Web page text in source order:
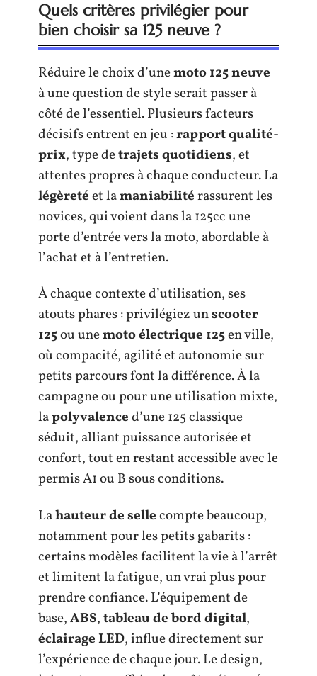
Quels critères privilégier pour
bien choisir sa 125 neuve ?
Réduire le choix d’unemoto 125 neuve
à une question de style serait passer à
côté de l’essentiel. Plusieurs facteurs
décisifs entrent en jeu :rapport qualité-
prix, type detrajets quotidiens, et
attentes propres à chaque conducteur. La
légèretéet lamaniabilitérassurent les
novices, qui voient dans la 125cc une
porte d’entrée vers la moto, abordable à
l’achat et à l’entretien.
À chaque contexte d’utilisation, ses
atouts phares : privilégiez unscooter
125ou unemoto électrique 125en ville,
où compacité, agilité et autonomie sur
petits parcours font la différence. À la
campagne ou pour une utilisation mixte,
lapolyvalenced’une 125 classique
séduit, alliant puissance autorisée et
confort, tout en restant accessible avec le
permis A1 ou B sous conditions.
Lahauteur de sellecompte beaucoup,
notamment pour les petits gabarits :
certains modèles facilitent la vie à l’arrêt
et limitent la fatigue, un vrai plus pour
prendre confiance. L’équipement de
base,ABS,tableau de bord digital,
éclairage LED, influe directement sur
l’expérience de chaque jour. Le design,